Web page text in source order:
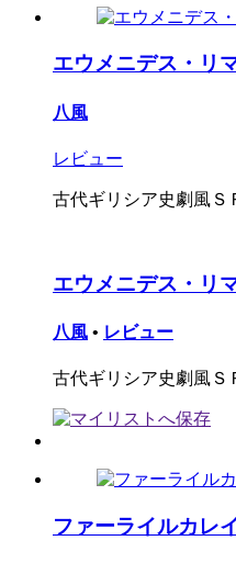
エウメニデス・リ
八風
レビュー
古代ギリシア史劇風
エウメニデス・リ
八風 • レビュー
古代ギリシア史劇風
ファーライルカレ